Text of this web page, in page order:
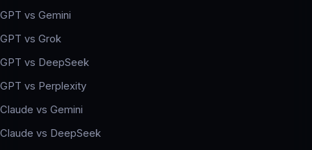
GPT vs Gemini
GPT vs Grok
GPT vs DeepSeek
GPT vs Perplexity
Claude vs Gemini
Claude vs DeepSeek